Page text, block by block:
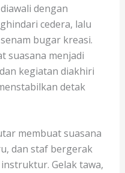
dengan
cedera, lalu
bugar kreasi.
suasana menjadi
kegiatan diakhiri
detak
membuat suasana
dan staf bergerak
Gelak tawa,